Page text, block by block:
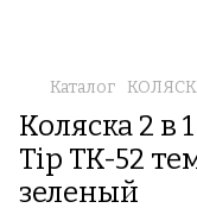
Каталог
Коляска 2 в
Tip TK-52
зеленый